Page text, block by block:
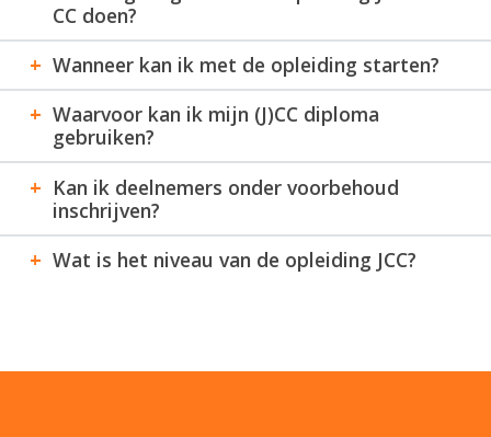
CC doen?
Wanneer kan ik met de opleiding starten?
Waarvoor kan ik mijn (J)CC diploma
gebruiken?
Kan ik deelnemers onder voorbehoud
inschrijven?
Wat is het niveau van de opleiding JCC?